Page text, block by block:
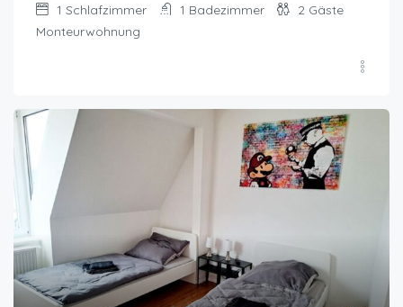
1 Schlafzimmer 1 Badezimmer 2 Gäste
Monteurwohnung